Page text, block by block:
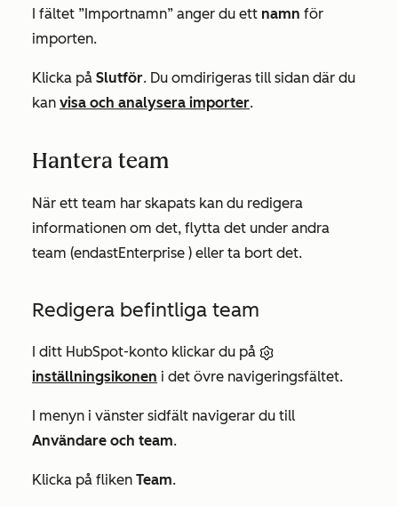
I fältet ”Importnamn” anger du ett namn för
importen.
Klicka på Slutför. Du omdirigeras till sidan där du
kan visa och analysera importer.
Hantera team
När ett team har skapats kan du redigera
informationen om det, flytta det under andra
team (endastEnterprise ) eller ta bort det.
Redigera befintliga team
I ditt HubSpot-konto klickar du på
inställningsikonen i det övre navigeringsfältet.
I menyn i vänster sidfält navigerar du till
Användare och team.
Klicka på fliken Team.